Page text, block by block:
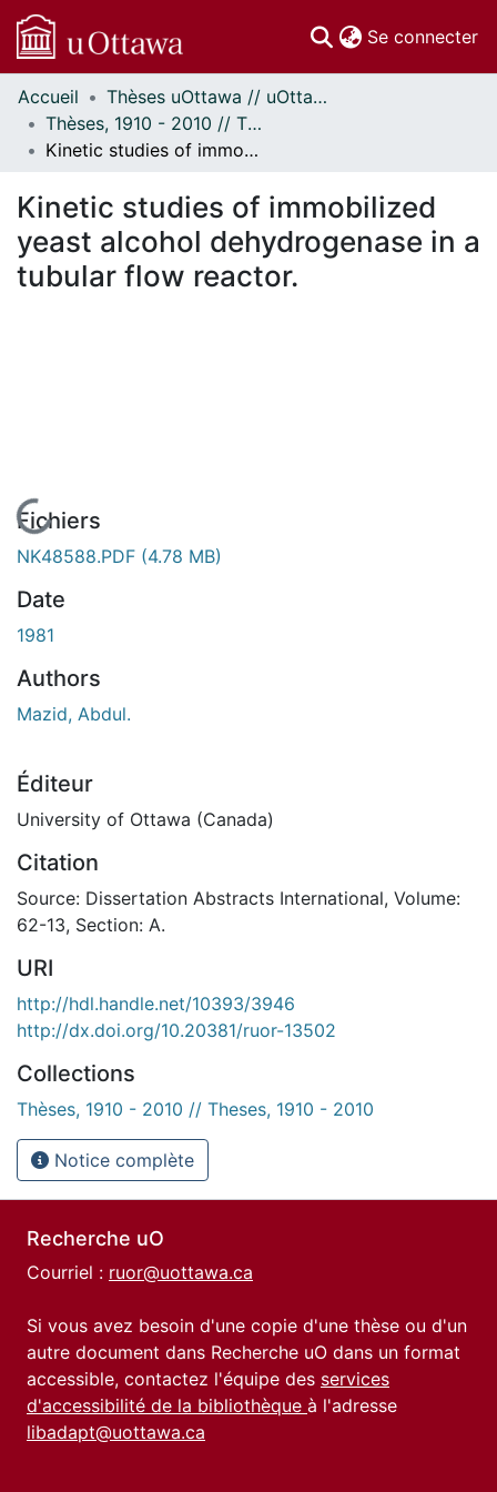
Se connecter
Communautés
et collections
Parcourir
À propos
Accueil
Thèses uOttawa // uOttawa Theses
Thèses, 1910 - 2010 // Theses, 1910 - 2010
Kinetic studies of immobilized yeast alcohol dehydrogenase in a tubular flow reactor.
Kinetic studies of immobilized
yeast alcohol dehydrogenase in a
tubular flow reactor.
En cours de chargement...
Fichiers
NK48588.PDF (4.78 MB)
Date
1981
Authors
Mazid, Abdul.
Éditeur
University of Ottawa (Canada)
Citation
Source: Dissertation Abstracts International, Volume:
62-13, Section: A.
URI
http://hdl.handle.net/10393/3946
http://dx.doi.org/10.20381/ruor-13502
Collections
Thèses, 1910 - 2010 // Theses, 1910 - 2010
Notice complète
Recherche uO
Courriel : ruor@uottawa.ca
Si vous avez besoin d'une copie d'une thèse ou d'un
autre document dans Recherche uO dans un format
accessible, contactez l'équipe des services
d'accessibilité de la bibliothèque à l'adresse
libadapt@uottawa.ca